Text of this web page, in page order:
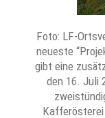
Foto: LF-
neueste
gibt eine
den 16. Juli
Kafferösterei